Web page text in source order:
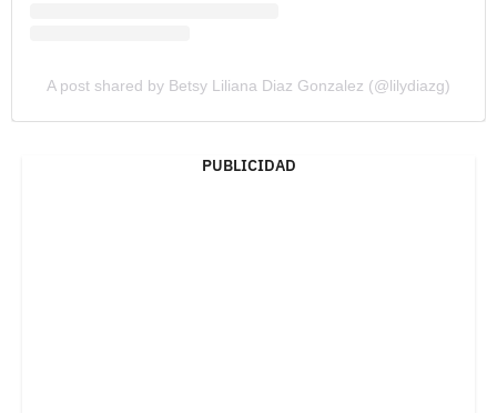
A post shared by Betsy Liliana Diaz Gonzalez (@lilydiazg)
PUBLICIDAD